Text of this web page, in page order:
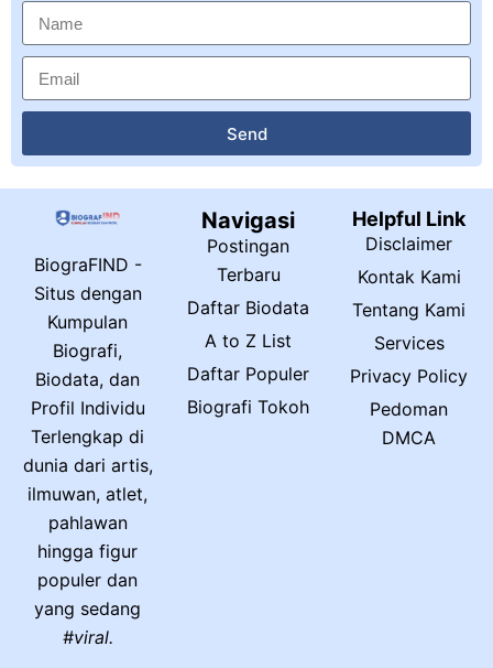
Send
BiograFIND -
Situs dengan
Kumpulan
Biografi,
Biodata, dan
Profil Individu
Terlengkap di
dunia dari artis,
ilmuwan, atlet,
pahlawan
hingga figur
populer dan
yang sedang
#viral.
Navigasi
Postingan
Terbaru
Daftar Biodata
A to Z List
Daftar Populer
Biografi Tokoh
Helpful Link
Disclaimer
Kontak Kami
Tentang Kami
Services
Privacy Policy
Pedoman
DMCA